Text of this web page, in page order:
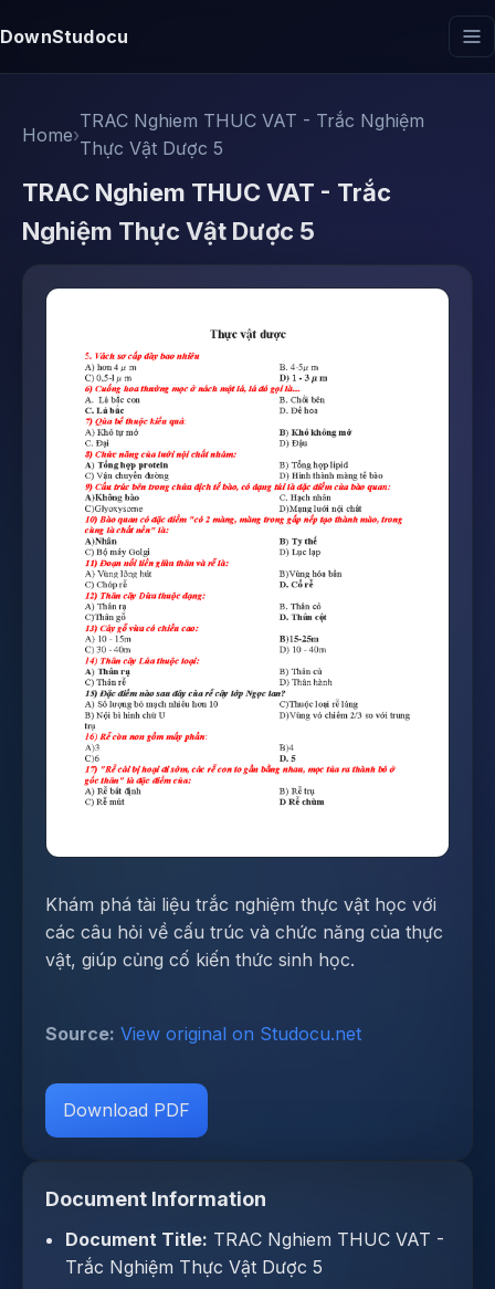
DownStudocu
Home›
TRAC Nghiem THUC VAT - Trắc Nghiệm
Thực Vật Dược 5
TRAC Nghiem THUC VAT - Trắc
Nghiệm Thực Vật Dược 5
Khám phá tài liệu trắc nghiệm thực vật học với
các câu hỏi về cấu trúc và chức năng của thực
vật, giúp củng cố kiến thức sinh học.
Source: View original on Studocu.net
Download PDF
Document Information
Document Title: TRAC Nghiem THUC VAT -
Trắc Nghiệm Thực Vật Dược 5